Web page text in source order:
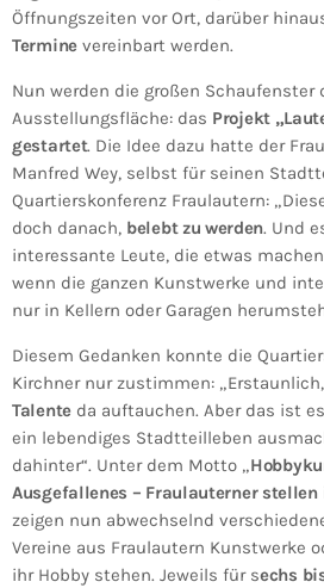
Öffnungszeiten vor Ort, darüber
Termine vereinbart werden.
Nun werden die großen Schaufenster
Ausstellungsfläche: das Projekt
gestartet. Die Idee dazu hatte der
Manfred Wey, selbst für seinen
Quartierskonferenz Fraulautern:
doch danach, belebt zu werden. Und
interessante Leute, die etwas
wenn die ganzen Kunstwerke und
nur in Kellern oder Garagen
Diesem Gedanken konnte die
Kirchner nur zustimmen: „Erstaunlich,
Talenteda auftauchen. Aber das ist
ein lebendiges Stadtteilleben
dahinter“. Unter dem Motto „
Ausgefallenes – Fraulauterner stellen
zeigen nun abwechselnd
Vereine aus Fraulautern Kunstwerke
ihr Hobby stehen. Jeweils für sechs